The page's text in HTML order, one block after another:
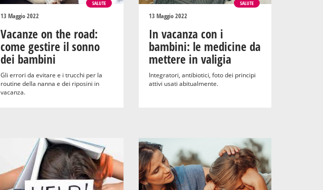
SALUTE
13 Maggio 2022
Vacanze on the road:
come gestire il sonno
dei bambini
Gli errori da evitare e i trucchi per la
routine della nanna e dei riposini in
vacanza.
SALUTE
13 Maggio 2022
In vacanza con i
bambini: le medicine da
mettere in valigia
Integratori, antibiotici, foto dei principi
attivi usati abitualmente.